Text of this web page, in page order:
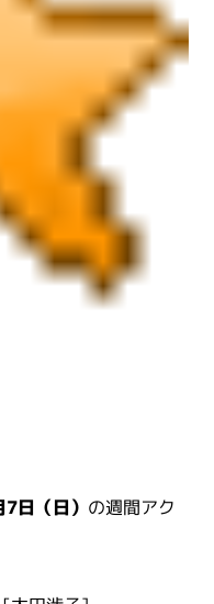
日（日） の週間アク